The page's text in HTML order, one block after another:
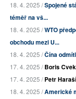
18. 4. 2025 /Spojené
téměř na vš...
18. 4. 2025 /WTO
obchodu mezi U...
18. 4. 2025 /Čína
17. 4. 2025 /Boris Cvek
17. 4. 2025 /Petr
18. 4. 2025 /Americké